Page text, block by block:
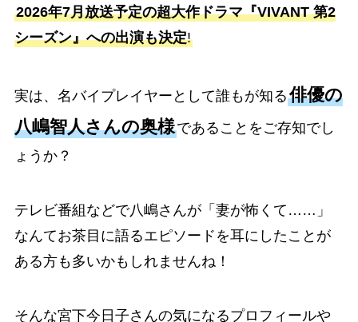
2026年7月放送予定の超大作ドラマ『VIVANT 第2
シーズン』への出演も決定!
実は、名バイプレイヤーとして誰もが知る俳優の
八嶋智人さんの奥様であることをご存知でし
ょうか？
テレビ番組などで八嶋さんが「妻が怖くて……」
なんてお茶目に語るエピソードを耳にしたことが
ある方も多いかもしれませんね！
そんな宮下今日子さんの気になるプロフィールや